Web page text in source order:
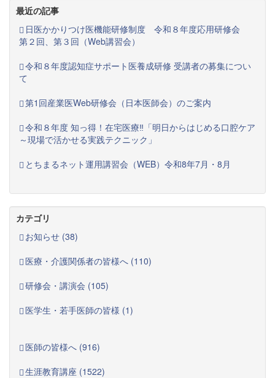
最近の記事
日医かかりつけ医機能研修制度 令和８年度応用研修会
第２回、第３回（Web講習会）
令和８年度認知症サポート医養成研修 受講者の募集につい
て
第1回産業医Web研修会（日本医師会）のご案内
令和８年度 知っ得！在宅医療‼「明日からはじめる口腔ケア
～現場で活かせる実践テクニック」
とちまるネット運用講習会（WEB）令和8年7月・8月
カテゴリ
お知らせ (38)
医療・介護関係者の皆様へ (110)
研修会・講演会 (105)
医学生・若手医師の皆様 (1)
医師の皆様へ (916)
生涯教育講座 (1522)